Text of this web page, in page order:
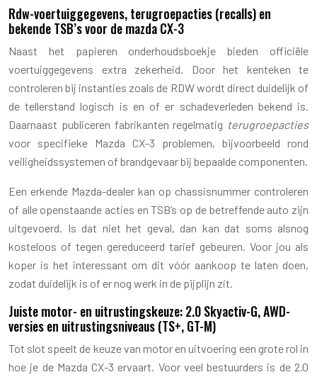
Rdw-voertuiggegevens, terugroepacties (recalls) en
bekende TSB’s voor de mazda CX-3
Naast het papieren onderhoudsboekje bieden officiële
voertuiggegevens extra zekerheid. Door het kenteken te
controleren bij instanties zoals de RDW wordt direct duidelijk of
de tellerstand logisch is en of er schadeverleden bekend is.
Daarnaast publiceren fabrikanten regelmatig terugroepacties
voor specifieke Mazda CX-3 problemen, bijvoorbeeld rond
veiligheidssystemen of brandgevaar bij bepaalde componenten.
Een erkende Mazda-dealer kan op chassisnummer controleren
of alle openstaande acties en TSB’s op de betreffende auto zijn
uitgevoerd. Is dat niet het geval, dan kan dat soms alsnog
kosteloos of tegen gereduceerd tarief gebeuren. Voor jou als
koper is het interessant om dit vóór aankoop te laten doen,
zodat duidelijk is of er nog werk in de pijplijn zit.
Juiste motor- en uitrustingskeuze: 2.0 Skyactiv-G, AWD-
versies en uitrustingsniveaus (TS+, GT-M)
Tot slot speelt de keuze van motor en uitvoering een grote rol in
hoe je de Mazda CX-3 ervaart. Voor veel bestuurders is de 2.0